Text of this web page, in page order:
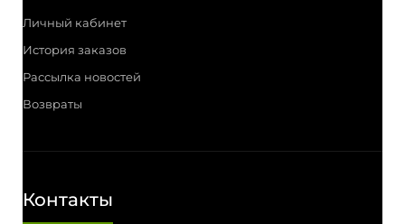
Личный кабинет
История заказов
Рассылка новостей
Возвраты
Контакты